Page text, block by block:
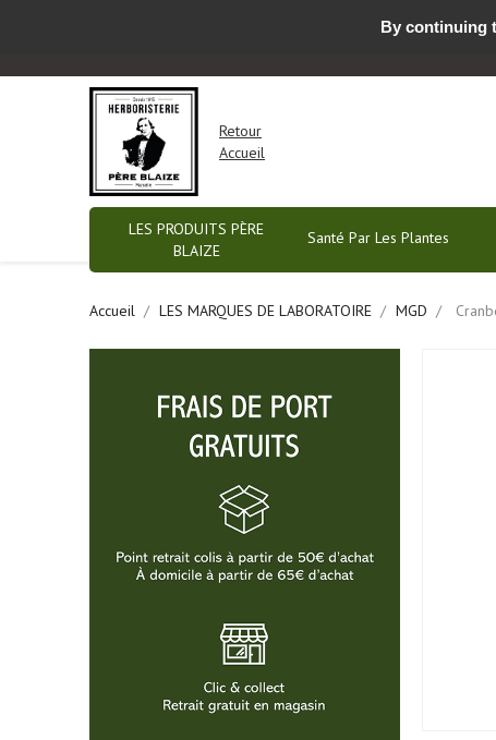
Nous contacter par email ou prendre RDV-
Retour
Accueil
LES PRODUITS PÈRE
BLAIZE
Santé Par Les Plantes
Accueil LES MARQUES DE LABORATOIRE MGD
By continuing